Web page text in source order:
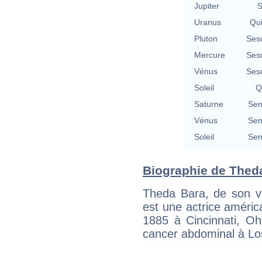
Jupiter
Uranus
Pluton
Mercure
Vénus
Soleil
Saturne
Vénus
Soleil
Biographie de
Theda Bara, de son
est une actrice
1885 à Cincinnati,
cancer abdominal à